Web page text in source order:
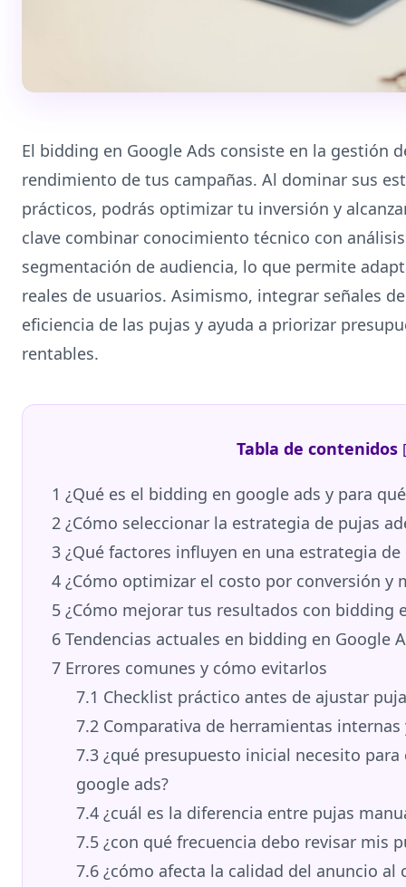
El bidding en Google Ads consiste en la gestión
rendimiento de tus campañas. Al dominar sus
prácticos, podrás optimizar tu inversión y
clave combinar conocimiento técnico con
segmentación de audiencia, lo que permite
reales de usuarios. Asimismo, integrar señales
eficiencia de las pujas y ayuda a priorizar
rentables.
Tabla de contenidos [
1 ¿Qué es el bidding en google ads y para
2 ¿Cómo seleccionar la estrategia de pujas
3 ¿Qué factores influyen en una estrategia
4 ¿Cómo optimizar el costo por conversión y
5 ¿Cómo mejorar tus resultados con bidding
6 Tendencias actuales en bidding en Google
7 Errores comunes y cómo evitarlos
7.1 Checklist práctico antes de ajustar
7.2 Comparativa de herramientas internas
7.3 ¿qué presupuesto inicial necesito
google ads?
7.4 ¿cuál es la diferencia entre pujas
7.5 ¿con qué frecuencia debo revisar mis
7.6 ¿cómo afecta la calidad del anuncio al